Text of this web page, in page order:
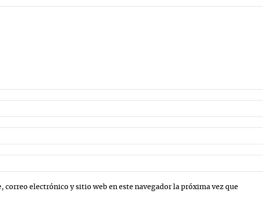
correo electrónico y sitio web en este navegador la próxima vez que